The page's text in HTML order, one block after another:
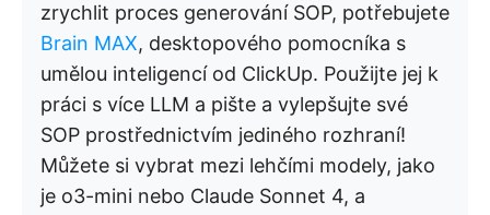
zrychlit proces generování SOP, potřebujete
Brain MAX, desktopového pomocníka s
umělou inteligencí od ClickUp. Použijte jej k
práci s více LLM a pište a vylepšujte své
SOP prostřednictvím jediného rozhraní!
Můžete si vybrat mezi lehčími modely, jako
je o3-mini nebo Claude Sonnet 4, a